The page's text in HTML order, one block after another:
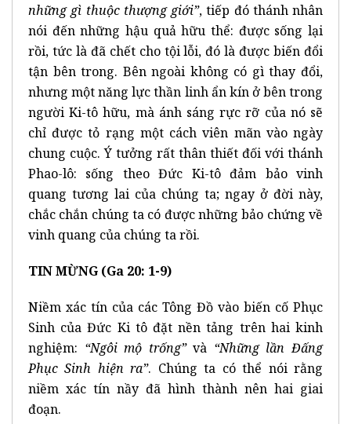
những gì thuộc thượng giới”, tiếp đó thánh nhân
nói đến những hậu quả hữu thể: được sống lại
rồi, tức là đã chết cho tội lỗi, đó là được biến đổi
tận bên trong. Bên ngoài không có gì thay đổi,
nhưng một năng lực thần linh ẩn kín ở bên trong
người Ki-tô hữu, mà ánh sáng rực rỡ của nó sẽ
chỉ được tỏ rạng một cách viên mãn vào ngày
chung cuộc. Ý tưởng rất thân thiết đối với thánh
Phao-lô: sống theo Đức Ki-tô đảm bảo vinh
quang tương lai của chúng ta; ngay ở đời này,
chắc chắn chúng ta có được những bảo chứng về
vinh quang của chúng ta rồi.
TIN MỪNG (Ga 20: 1-9)
Niềm xác tín của các Tông Đồ vào biến cố Phục
Sinh của Đức Ki tô đặt nền tảng trên hai kinh
nghiệm: “Ngôi mộ trống”và “Những lần Đấng
Phục Sinh hiện ra”. Chúng ta có thể nói rằng
niềm xác tín nầy đã hình thành nên hai giai
đoạn.